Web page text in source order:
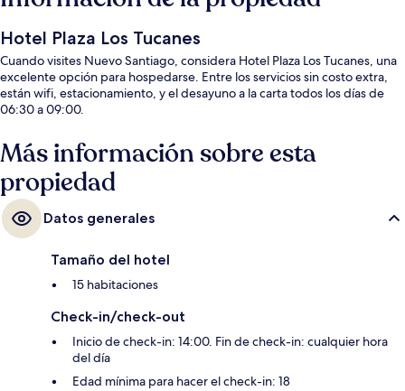
Hotel Plaza Los Tucanes
Cuando visites Nuevo Santiago, considera Hotel Plaza Los Tucanes, una
excelente opción para hospedarse. Entre los servicios sin costo extra,
están wifi, estacionamiento, y el desayuno a la carta todos los días de
06:30 a 09:00.
Más información sobre esta
propiedad
Datos generales
Tamaño del hotel
15 habitaciones
Check-in/check-out
Inicio de check-in: 14:00. Fin de check-in: cualquier hora
del día
Edad mínima para hacer el check-in: 18